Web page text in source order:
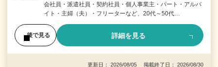
会社員・派遣社員・契約社員・個人事業主・パート・アルバ
イト・主婦（夫）・フリーターなど、20代～50代…
後で見る 詳細を見る
更新日： 2026/08/05 掲載終了日： 2026/08/30